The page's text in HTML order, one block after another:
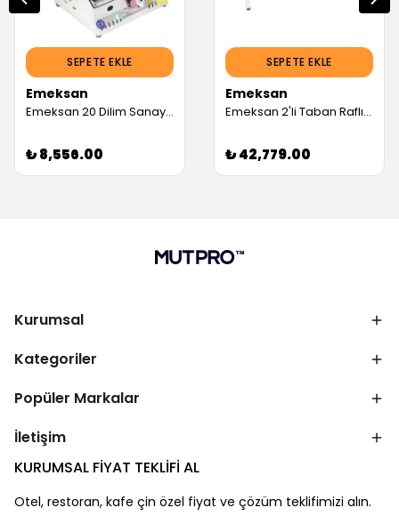
SEPETE EKLE
Emeksan
Emeksan 20 Dilim Sanayi Tipi Tost Makinesi Gazlı/Tüplü Ce Belgeli (Servis Garantili)
₺ 8,556.00
SEPETE EKLE
Emeksan
Emeksan 2'li Taban Raflı Börek Ocağı Su Böreği Ocağı (140*70*85) cm (Servis Garantili)
₺ 42,779.00
Kurumsal
Kategoriler
Popüler Markalar
İletişim
KURUMSAL FİYAT TEKLİFİ AL
Otel, restoran, kafe çin özel fiyat ve çözüm teklifimizi alın.